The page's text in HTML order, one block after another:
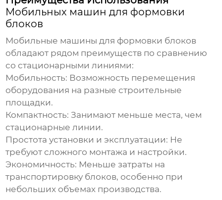
Мобильных машин для формовки
блоков
Мобильные машины для формовки блоков
обладают рядом преимуществ по сравнению
со стационарными линиями:
Мобильность: Возможность перемещения
оборудования на разные строительные
площадки.
Компактность: Занимают меньше места, чем
стационарные линии.
Простота установки и эксплуатации: Не
требуют сложного монтажа и настройки.
Экономичность: Меньше затраты на
транспортировку блоков, особенно при
небольших объемах производства.